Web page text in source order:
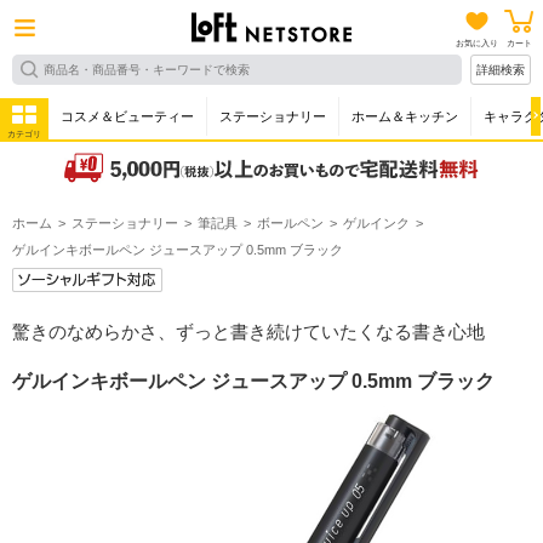
お気に入り カート
詳細検索
カテゴリ
コスメ＆ビューティー ステーショナリー ホーム＆キッチン キャラク
ホーム ステーショナリー 筆記具 ボールペン
ゲルインク
ゲルインキボールペン ジュースアップ 0.5mm ブラック
驚きのなめらかさ、ずっと書き続けていたくなる書き心地
ゲルインキボールペン ジュースアップ 0.5mm ブラック